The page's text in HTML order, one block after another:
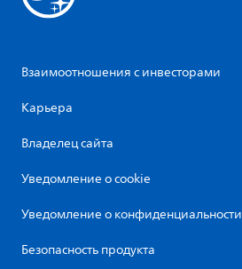
Взаимоотношения с инвесторами
Карьера
Владелец сайта
Уведомление о cookie
Уведомление о конфиденциальности
Безопасность продукта